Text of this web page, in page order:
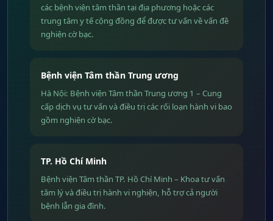
các bệnh viện tâm thần tại địa phương hoặc các
trung tâm y tế cộng đồng để được tư vấn về vấn đề
nghiện cờ bạc.
Bệnh viện Tâm thần Trung ương
Hà Nội: Bệnh viện Tâm thần Trung ương 1 – Cung
cấp dịch vụ tư vấn và điều trị các rối loạn hành vi bao
gồm nghiện cờ bạc.
TP. Hồ Chí Minh
Bệnh viện Tâm thần TP. Hồ Chí Minh – Khoa tư vấn
tâm lý và điều trị hành vi nghiện, hỗ trợ cả người
bệnh lẫn gia đình.